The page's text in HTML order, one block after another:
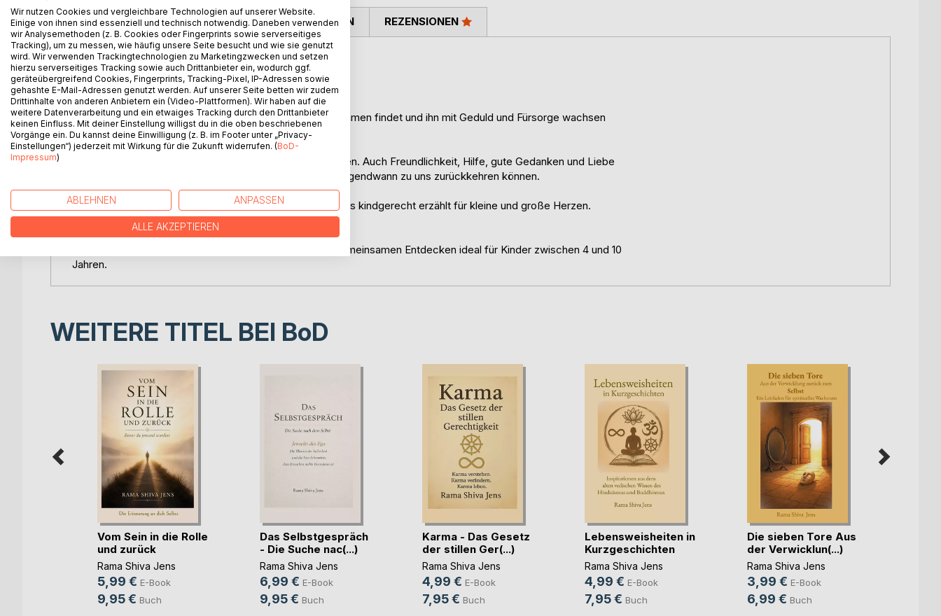
BESCHREIBUNG
Eine Geschichte über Freundlichkeit, Geduld und Karma
von Rama Shiva Jens
Kurzbeschreibung:
Ein liebevolles Kinderbuch über Eddy, der einen kleinen Samen findet und ihn mit Geduld und Fürsorge wachsen
lässt.
Nach und nach lernt Eddy, dass nicht nur Pflanzen wachsen. Auch Freundlichkeit, Hilfe, gute Gedanken und Liebe
sind wie kleine Samen, die wir in die Welt geben und die irgendwann zu uns zurückkehren können.
Eine warmherzige Geschichte über das Prinzip des Karmas kindgerecht erzählt für kleine und große Herzen.
Zielgruppe:
Ein besonderes Buch zum Vorlesen, Verschenken und gemeinsamen Entdecken ideal für Kinder zwischen 4 und 10
Jahren.
AUTOR/IN PRESSESTIMMEN REZENSIONEN
WEITERE TITEL BEI BoD
Vom Sein in die Rolle
und zurück
Rama Shiva Jens
5,99 € E-Book
9,95 € Buch
Das Selbstgespräch
- Die Suche nac(...)
Rama Shiva Jens
6,99 € E-Book
9,95 € Buch
Karma - Das Gesetz
der stillen Ger(...)
Rama Shiva Jens
4,99 € E-Book
7,95 € Buch
Lebensweisheiten in
Kurzgeschichten
Rama Shiva Jens
4,99 € E-Book
7,95 € Buch
Die sieben Tore Aus
der Verwicklun(...)
Rama Shiva Jens
3,99 € E-Book
6,99 € Buch
Wir nutzen Cookies und vergleichbare Technologien auf unserer Website.
Einige von ihnen sind essenziell und technisch notwendig. Daneben verwenden
wir Analysemethoden (z. B. Cookies oder Fingerprints sowie serverseitiges
Tracking), um zu messen, wie häufig unsere Seite besucht und wie sie genutzt
wird. Wir verwenden Trackingtechnologien zu Marketingzwecken und setzen
hierzu serverseitiges Tracking sowie auch Drittanbieter ein, wodurch ggf.
geräteübergreifend Cookies, Fingerprints, Tracking-Pixel, IP-Adressen sowie
gehashte E-Mail-Adressen genutzt werden. Auf unserer Seite betten wir zudem
Drittinhalte von anderen Anbietern ein (Video-Plattformen). Wir haben auf die
weitere Datenverarbeitung und ein etwaiges Tracking durch den Drittanbieter
keinen Einfluss. Mit deiner Einstellung willigst du in die oben beschriebenen
Vorgänge ein. Du kannst deine Einwilligung (z. B. im Footer unter „Privacy-
Einstellungen“) jederzeit mit Wirkung für die Zukunft widerrufen. (BoD-
Impressum)
ABLEHNEN ANPASSEN
ALLE AKZEPTIEREN